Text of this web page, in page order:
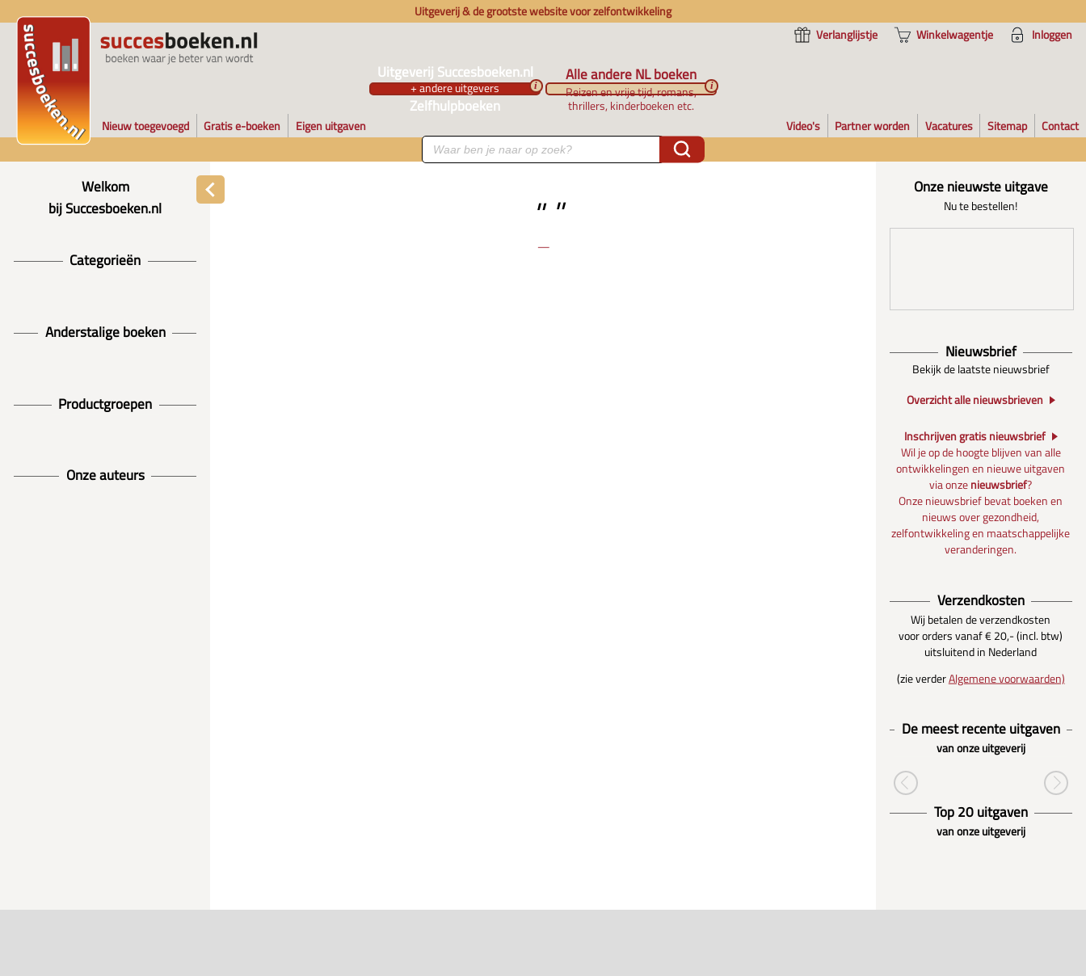
Uitgeverij & de grootste website voor zelfontwikkeling
Verlanglijstje
Winkelwagentje Inloggen
Uitgeverij Succesboeken.nl
+ andere uitgevers
Zelfhulpboeken
i
Alle andere NL boeken
Reizen en vrije tijd, romans,
thrillers, kinderboeken etc.
i
Nieuw toegevoegd Gratis e-boeken Eigen uitgaven Video's Partner worden Vacatures Sitemap Contact
Welkom
bij Succesboeken.nl
Categorieën
Anderstalige boeken
Productgroepen
Onze auteurs
Onze nieuwste uitgave
Nu te bestellen!
Nieuwsbrief
Bekijk de laatste nieuwsbrief
Overzicht alle nieuwsbrieven
Inschrijven gratis nieuwsbrief
Wil je op de hoogte blijven van alle
ontwikkelingen en nieuwe uitgaven
via onzenieuwsbrief?
Onze nieuwsbrief bevat boeken en
nieuws over gezondheid,
zelfontwikkeling en maatschappelijke
veranderingen.
Verzendkosten
Wij betalen de verzendkosten
voor orders vanaf € 20,- (incl. btw)
uitsluitend in Nederland
(zie verderAlgemene voorwaarden)
De meest recente uitgaven
van onze uitgeverij
Top 20 uitgaven
van onze uitgeverij